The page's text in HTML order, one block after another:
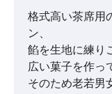
格式高い茶席用
ン、
餡を生地に練り
広い菓子を作っ
そのため老若男